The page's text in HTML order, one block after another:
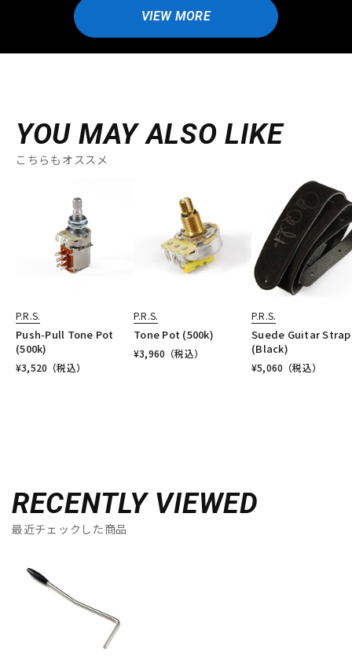
VIEW MORE
YOU MAY ALSO LIKE
こちらもオススメ
P.R.S.
Push-Pull Tone Pot
(500k)
¥3,520 （税込）
P.R.S.
Tone Pot (500k)
¥3,960 （税込）
P.R.S.
Suede Guitar Strap
(Black)
¥5,060 （税込）
RECENTLY VIEWED
最近チェックした商品